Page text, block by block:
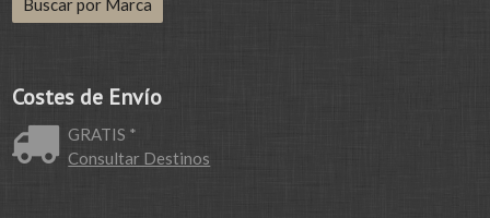
Costes de Envío
GRATIS *
Consultar Destinos